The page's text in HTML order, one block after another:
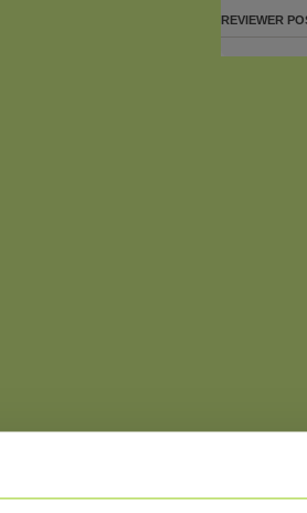
REVIEWER